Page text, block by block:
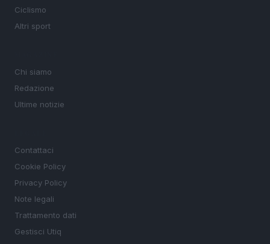
Ciclismo
Altri sport
Chi siamo
Redazione
Ultime notizie
Contattaci
Cookie Policy
Privacy Policy
Note legali
Trattamento dati
Gestisci Utiq